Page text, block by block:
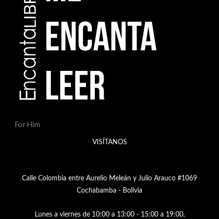
For Him
VISÍTANOS
Calle Colombia entre Aurelio Meleán y Julio Arauco #1069
Cochabamba - Bolivia
Lunes a viernes de 10:00 a 13:00 - 15:00 a 19:00,